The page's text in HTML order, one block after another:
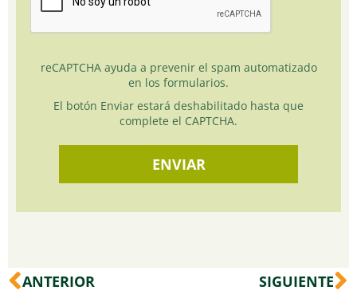
reCAPTCHA ayuda a prevenir el spam automatizado
en los formularios.
El botón Enviar estará deshabilitado hasta que
complete el CAPTCHA.
Ant
ANTERIOR SIGUIENTE